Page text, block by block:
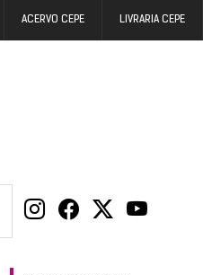
ACERVO CEPE LIVRARIA CEPE